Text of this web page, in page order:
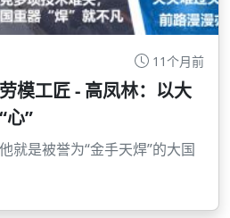
11个月前
模工匠 - 高凤林：以大
心”
就是被誉为“金手天焊”的大国